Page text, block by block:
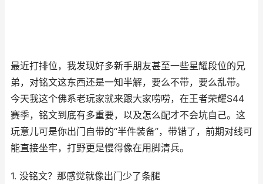
最近打排位，我发现好多新手朋友甚至一些星耀段位的兄
弟，对铭文这东西还是一知半解，要么不带，要么乱带。
今天我这个佛系老玩家就来跟大家唠唠，在王者荣耀S44
赛季，铭文到底有多重要，以及怎么配才不会坑自己。这
玩意儿可是你出门自带的“半件装备”，带错了，前期对线可
能直接坐牢，打野更是慢得像在用脚清兵。
1. 没铭文？那感觉就像出门少了条腿